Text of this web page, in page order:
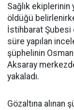
Sağlık ekiplerinin
öldüğü
İstihbarat Şubesi
süre yapılan
şüphelinin
Aksaray
yakaladı.
Gözaltına